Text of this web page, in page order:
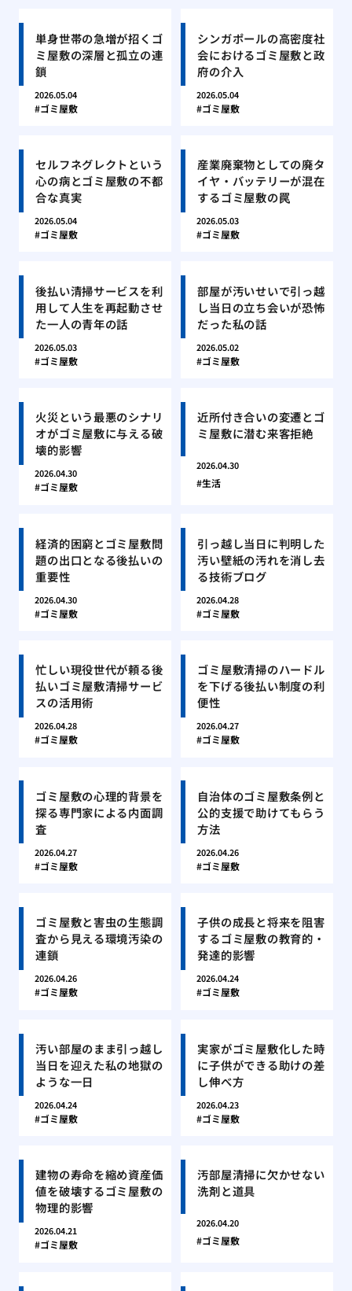
単身世帯の急増が招くゴ
ミ屋敷の深層と孤立の連
鎖
2026.05.04
ゴミ屋敷
シンガポールの高密度社
会におけるゴミ屋敷と政
府の介入
2026.05.04
ゴミ屋敷
セルフネグレクトという
心の病とゴミ屋敷の不都
合な真実
2026.05.04
ゴミ屋敷
産業廃棄物としての廃タ
イヤ・バッテリーが混在
するゴミ屋敷の罠
2026.05.03
ゴミ屋敷
後払い清掃サービスを利
用して人生を再起動させ
た一人の青年の話
2026.05.03
ゴミ屋敷
部屋が汚いせいで引っ越
し当日の立ち会いが恐怖
だった私の話
2026.05.02
ゴミ屋敷
火災という最悪のシナリ
オがゴミ屋敷に与える破
壊的影響
2026.04.30
ゴミ屋敷
近所付き合いの変遷とゴ
ミ屋敷に潜む来客拒絶
2026.04.30
生活
経済的困窮とゴミ屋敷問
題の出口となる後払いの
重要性
2026.04.30
ゴミ屋敷
引っ越し当日に判明した
汚い壁紙の汚れを消し去
る技術ブログ
2026.04.28
ゴミ屋敷
忙しい現役世代が頼る後
払いゴミ屋敷清掃サービ
スの活用術
2026.04.28
ゴミ屋敷
ゴミ屋敷清掃のハードル
を下げる後払い制度の利
便性
2026.04.27
ゴミ屋敷
ゴミ屋敷の心理的背景を
探る専門家による内面調
査
2026.04.27
ゴミ屋敷
自治体のゴミ屋敷条例と
公的支援で助けてもらう
方法
2026.04.26
ゴミ屋敷
ゴミ屋敷と害虫の生態調
査から見える環境汚染の
連鎖
2026.04.26
ゴミ屋敷
子供の成長と将来を阻害
するゴミ屋敷の教育的・
発達的影響
2026.04.24
ゴミ屋敷
汚い部屋のまま引っ越し
当日を迎えた私の地獄の
ような一日
2026.04.24
ゴミ屋敷
実家がゴミ屋敷化した時
に子供ができる助けの差
し伸べ方
2026.04.23
ゴミ屋敷
建物の寿命を縮め資産価
値を破壊するゴミ屋敷の
物理的影響
2026.04.21
ゴミ屋敷
汚部屋清掃に欠かせない
洗剤と道具
2026.04.20
ゴミ屋敷